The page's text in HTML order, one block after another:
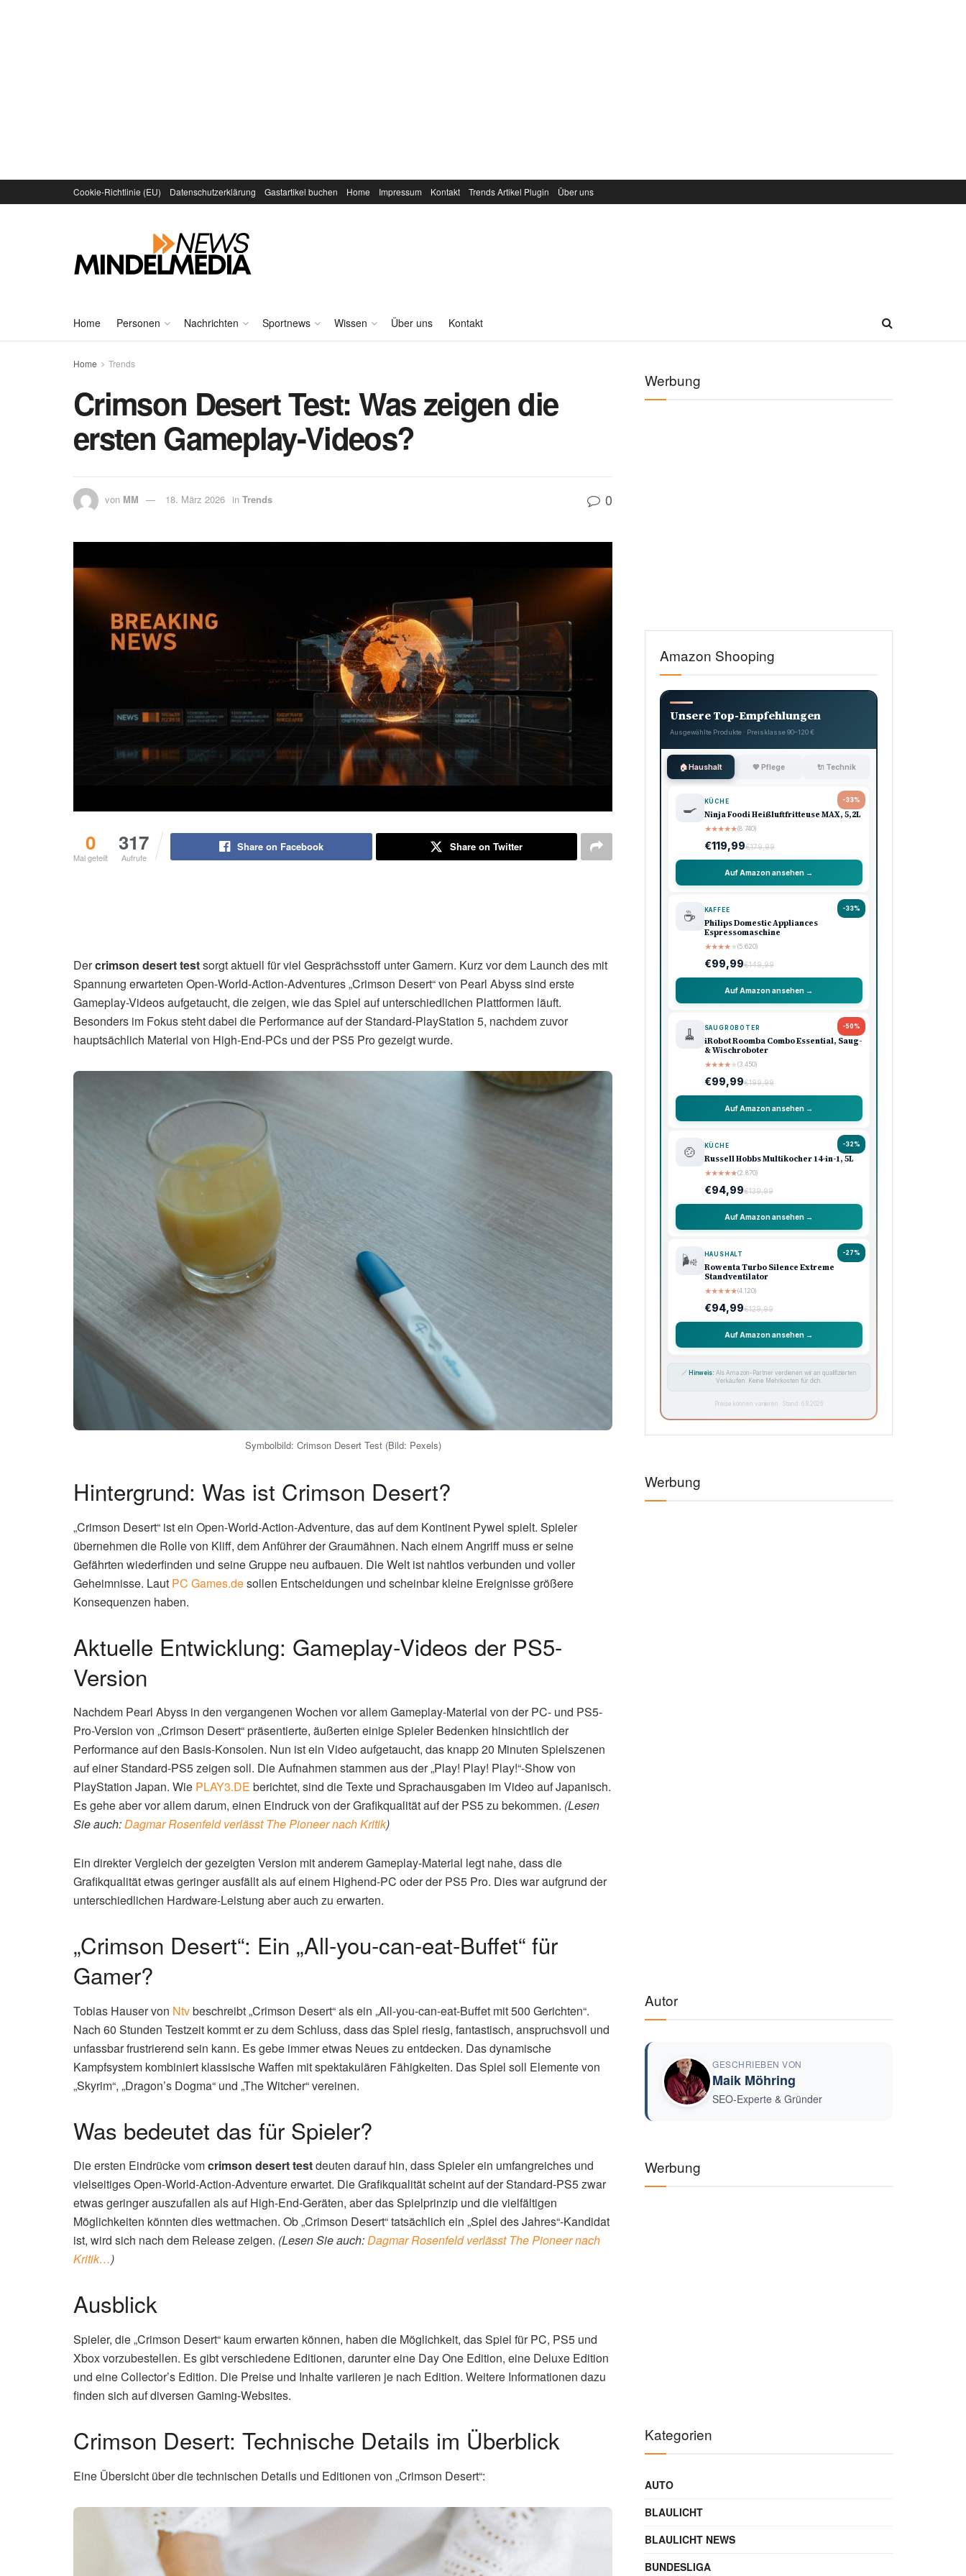
Cookie-Richtlinie (EU) Datenschutzerklärung Gastartikel buchen Home Impressum Kontakt Trends Artikel Plugin Über uns
Home Personen Nachrichten Sportnews Wissen Über uns Kontakt
Home Trends
Crimson Desert Test: Was zeigen die
ersten Gameplay-Videos?
von MM 18. März 2026 in Trends 0
0
Mal geteilt
317
Aufrufe
Share on Facebook Share on Twitter
Dercrimson desert testsorgt aktuell für viel Gesprächsstoff unter Gamern. Kurz vor dem Launch des mit
Spannung erwarteten Open-World-Action-Adventures „Crimson Desert“ von Pearl Abyss sind erste
Gameplay-Videos aufgetaucht, die zeigen, wie das Spiel auf unterschiedlichen Plattformen läuft.
Besonders im Fokus steht dabei die Performance auf der Standard-PlayStation 5, nachdem zuvor
hauptsächlich Material von High-End-PCs und der PS5 Pro gezeigt wurde.
Symbolbild: Crimson Desert Test (Bild: Pexels)
Hintergrund: Was ist Crimson Desert?
„Crimson Desert“ ist ein Open-World-Action-Adventure, das auf dem Kontinent Pywel spielt. Spieler
übernehmen die Rolle von Kliff, dem Anführer der Graumähnen. Nach einem Angriff muss er seine
Gefährten wiederfinden und seine Gruppe neu aufbauen. Die Welt ist nahtlos verbunden und voller
Geheimnisse. Laut PC Games.desollen Entscheidungen und scheinbar kleine Ereignisse größere
Konsequenzen haben.
Aktuelle Entwicklung: Gameplay-Videos der PS5-
Version
Nachdem Pearl Abyss in den vergangenen Wochen vor allem Gameplay-Material von der PC- und PS5-
Pro-Version von „Crimson Desert“ präsentierte, äußerten einige Spieler Bedenken hinsichtlich der
Performance auf den Basis-Konsolen. Nun ist ein Video aufgetaucht, das knapp 20 Minuten Spielszenen
auf einer Standard-PS5 zeigen soll. Die Aufnahmen stammen aus der „Play! Play! Play!“-Show von
PlayStation Japan. Wie PLAY3.DE berichtet, sind die Texte und Sprachausgaben im Video auf Japanisch.
Es gehe aber vor allem darum, einen Eindruck von der Grafikqualität auf der PS5 zu bekommen. (Lesen
Sie auch:Dagmar Rosenfeld verlässt The Pioneer nach Kritik)
Ein direkter Vergleich der gezeigten Version mit anderem Gameplay-Material legt nahe, dass die
Grafikqualität etwas geringer ausfällt als auf einem Highend-PC oder der PS5 Pro. Dies war aufgrund der
unterschiedlichen Hardware-Leistung aber auch zu erwarten.
„Crimson Desert“: Ein „All-you-can-eat-Buffet“ für
Gamer?
Tobias Hauser von Ntvbeschreibt „Crimson Desert“ als ein „All-you-can-eat-Buffet mit 500 Gerichten“.
Nach 60 Stunden Testzeit kommt er zu dem Schluss, dass das Spiel riesig, fantastisch, anspruchsvoll und
unfassbar frustrierend sein kann. Es gebe immer etwas Neues zu entdecken. Das dynamische
Kampfsystem kombiniert klassische Waffen mit spektakulären Fähigkeiten. Das Spiel soll Elemente von
„Skyrim“, „Dragon’s Dogma“ und „The Witcher“ vereinen.
Was bedeutet das für Spieler?
Die ersten Eindrücke vomcrimson desert testdeuten darauf hin, dass Spieler ein umfangreiches und
vielseitiges Open-World-Action-Adventure erwartet. Die Grafikqualität scheint auf der Standard-PS5 zwar
etwas geringer auszufallen als auf High-End-Geräten, aber das Spielprinzip und die vielfältigen
Möglichkeiten könnten dies wettmachen. Ob „Crimson Desert“ tatsächlich ein „Spiel des Jahres“-Kandidat
ist, wird sich nach dem Release zeigen. (Lesen Sie auch:Dagmar Rosenfeld verlässt The Pioneer nach
Kritik…)
Ausblick
Spieler, die „Crimson Desert“ kaum erwarten können, haben die Möglichkeit, das Spiel für PC, PS5 und
Xbox vorzubestellen. Es gibt verschiedene Editionen, darunter eine Day One Edition, eine Deluxe Edition
und eine Collector’s Edition. Die Preise und Inhalte variieren je nach Edition. Weitere Informationen dazu
finden sich auf diversen Gaming-Websites.
Crimson Desert: Technische Details im Überblick
Eine Übersicht über die technischen Details und Editionen von „Crimson Desert“:
Werbung
Amazon Shooping
Unsere Top-Empfehlungen
Ausgewählte Produkte · Preisklasse 90–120 €
🏠 Haushalt 💖 Pflege 🔌 Technik
-33%
🍳 KÜCHE
Ninja Foodi Heißluftfritteuse MAX, 5,2L
★★★★★(8.740)
€119,99€179,99
Auf Amazon ansehen →
-33%
☕ KAFFEE
Philips Domestic Appliances
Espressomaschine
★★★★★(5.620)
€99,99€149,99
Auf Amazon ansehen →
-50%
🧹 SAUGROBOTER
iRobot Roomba Combo Essential, Saug-
& Wischroboter
★★★★★(3.450)
€99,99€199,99
Auf Amazon ansehen →
-32%
🍲 KÜCHE
Russell Hobbs Multikocher 14-in-1, 5L
★★★★★(2.870)
€94,99€139,99
Auf Amazon ansehen →
-27%
🌬️ HAUSHALT
Rowenta Turbo Silence Extreme
Standventilator
★★★★★(4.120)
€94,99€129,99
Auf Amazon ansehen →
🔗 Hinweis: Als Amazon-Partner verdienen wir an qualifizierten
Verkäufen. Keine Mehrkosten für dich.
Preise können variieren · Stand: 6.8.2026
Werbung
Autor
GESCHRIEBEN VON
Maik Möhring
SEO-Experte & Gründer
Werbung
Kategorien
AUTO
BLAULICHT
BLAULICHT NEWS
BUNDESLIGA